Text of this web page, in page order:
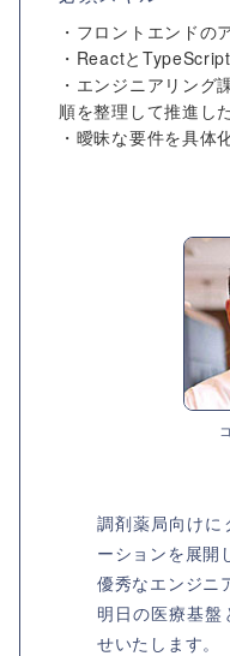
・フロントエンドの
・Reactと
・エンジニアリング
順を整理して推進し
・曖昧な要件を具体
調剤薬局向けに
ーションを展開
優秀なエンジニ
明⽇の医療基
せいたします。